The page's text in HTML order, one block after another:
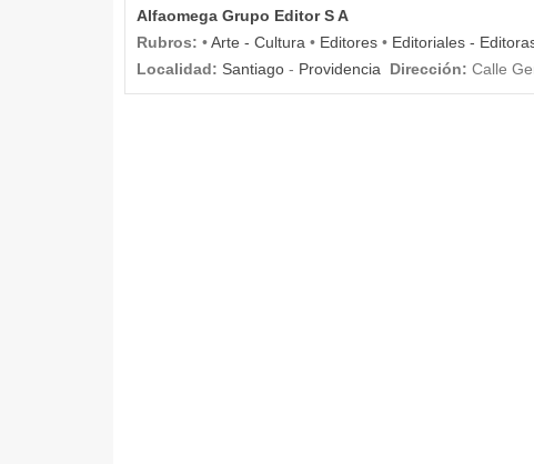
Alfaomega Grupo Editor S A
Rubros: •Arte - Cultura • Editores • Editoriales -
Localidad: Santiago - Providencia Dirección: Calle